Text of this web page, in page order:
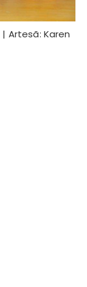
| Artesã: Karen